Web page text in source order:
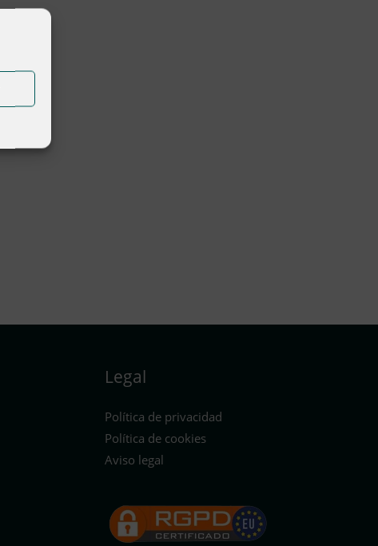
Legal
Política de privacidad
Política de cookies
Aviso legal